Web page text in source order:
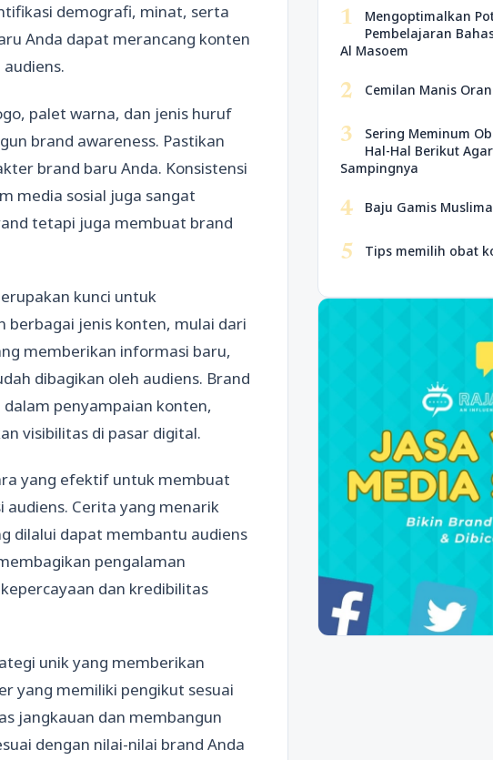
demografi, minat, serta
Anda dapat merancang konten
palet warna, dan jenis huruf
brand awareness. Pastikan
brand baru Anda. Konsistensi
media sosial juga sangat
tetapi juga membuat brand
kunci untuk
berbagai jenis konten, mulai dari
memberikan informasi baru,
dibagikan oleh audiens. Brand
penyampaian konten,
visibilitas di pasar digital.
yang efektif untuk membuat
Cerita yang menarik
dilalui dapat membantu audiens
pengalaman
dan kredibilitas
unik yang memberikan
yang memiliki pengikut sesuai
jangkauan dan membangun
dengan nilai-nilai brand Anda
1
Mengoptimalkan
Pembelajaran
Al Masoem
2 Cemilan Manis
3
Sering Meminum
Hal-Hal Berikut
Sampingnya
4 Baju Gamis
5 Tips memilih obat